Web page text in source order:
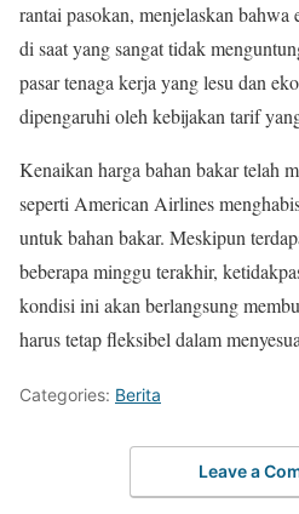
rantai pasokan, menjelaskan
di saat yang sangat tidak
pasar tenaga kerja yang lesu dan
dipengaruhi oleh kebijakan tarif
Kenaikan harga bahan bakar telah
seperti American Airlines
untuk bahan bakar. Meskipun
beberapa minggu terakhir,
kondisi ini akan berlangsung
harus tetap fleksibel dalam
Categories: Berita
Leave a